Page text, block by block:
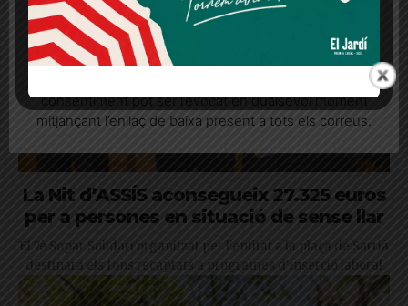
La Nit d’ASSÍS aconsegueix 27.325 euros
per a persones en situació de sense llar
El 7è Sopar Solidari organitzat per l'entitat a la plaça de Sarrià
destinarà els fons recaptats a programes d'inserció laboral
Quan l’usuari crea un compte al Diari el Jardí, dona el
seu consentiment explícit per rebre comunicacions
consentiment pot ser revocat en qualsevol moment
mitjançant l’enllaç de baixa present a tots els correus.